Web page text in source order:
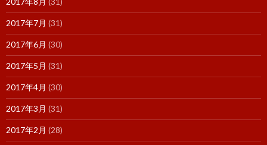
2017年7月 (31)
2017年6月 (30)
2017年5月 (31)
2017年4月 (30)
2017年3月 (31)
2017年2月 (28)